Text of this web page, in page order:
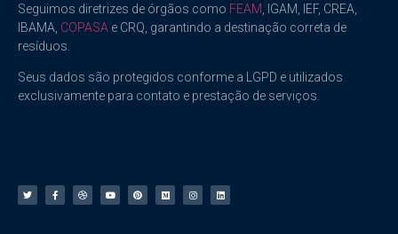
Seguimos diretrizes de órgãos como FEAM , IGAM, IEF, CREA,
IBAMA, COPASA e CRQ, garantindo a destinação correta de
resíduos.
Seus dados são protegidos conforme a LGPD e utilizados
exclusivamente para contato e prestação de serviços.